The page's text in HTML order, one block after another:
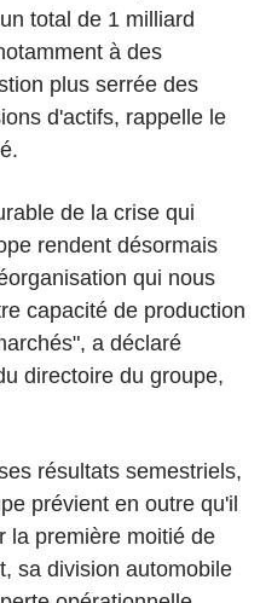
total de 1 milliard
à des
plus serrée des
d'actifs, rappelle le
de la crise qui
rendent désormais
qui nous
capacité de production
a déclaré
directoire du groupe,
résultats semestriels,
prévient en outre qu'il
la première moitié de
sa division automobile